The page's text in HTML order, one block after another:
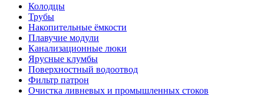
Колодцы
Трубы
Накопительные ёмкости
Плавучие модули
Канализационные люки
Ярусные клумбы
Поверхностный водоотвод
Фильтр патрон
Очистка ливневых и промышленных стоков